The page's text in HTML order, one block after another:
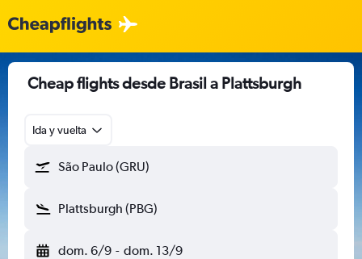
Cheap flights desde Brasil a Plattsburgh
Ida y vuelta
São Paulo (GRU)
Plattsburgh (PBG)
dom. 6/9 - dom. 13/9